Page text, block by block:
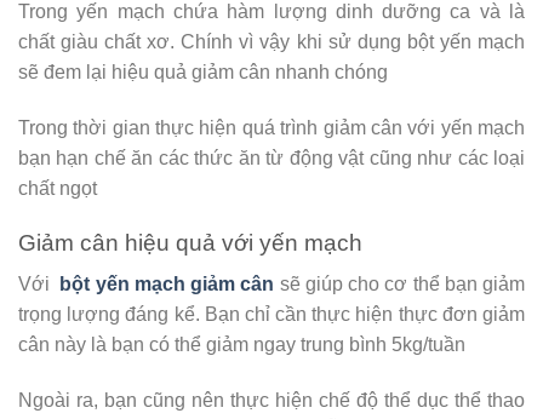
Trong yến mạch chứa hàm lượng dinh dưỡng ca và là
chất giàu chất xơ. Chính vì vậy khi sử dụng bột yến mạch
sẽ đem lại hiệu quả giảm cân nhanh chóng
Trong thời gian thực hiện quá trình giảm cân với yến mạch
bạn hạn chế ăn các thức ăn từ động vật cũng như các loại
chất ngọt
Giảm cân hiệu quả với yến mạch
Với bột yến mạch giảm cân sẽ giúp cho cơ thể bạn giảm
trọng lượng đáng kể. Bạn chỉ cần thực hiện thực đơn giảm
cân này là bạn có thể giảm ngay trung bình 5kg/tuần
Ngoài ra, bạn cũng nên thực hiện chế độ thể dục thể thao